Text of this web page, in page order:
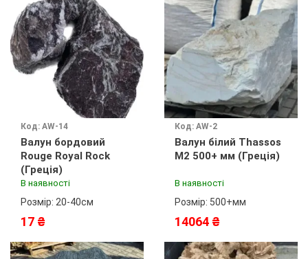
Код: AW-14
Валун бордовий
Rouge Royal Rock
(Греція)
В наявності
Розмір: 20-40см
17 ₴
Код: AW-2
Валун білий Thassos
М2 500+ мм (Греція)
В наявності
Розмір: 500+мм
14064 ₴